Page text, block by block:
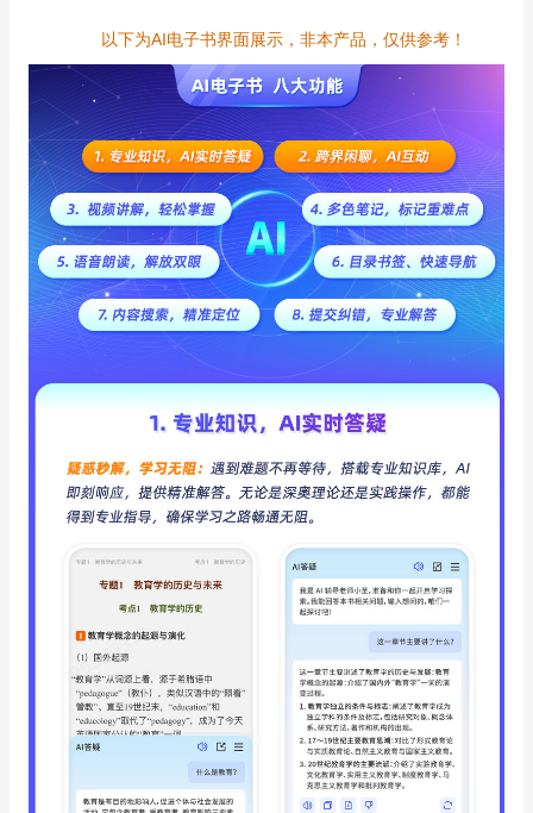
以下为AI电子书界面展示，非本产品，仅供参考！